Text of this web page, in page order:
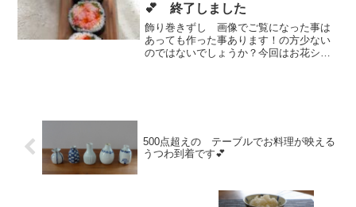
💕 終了しました
飾り巻きずし 画像でご覧になった事は
あっても作った事あります！の方少ない
のではないでしょうか？今回はお花シリ
500点超えの テーブルでお料理が映える
うつわ到着です💕